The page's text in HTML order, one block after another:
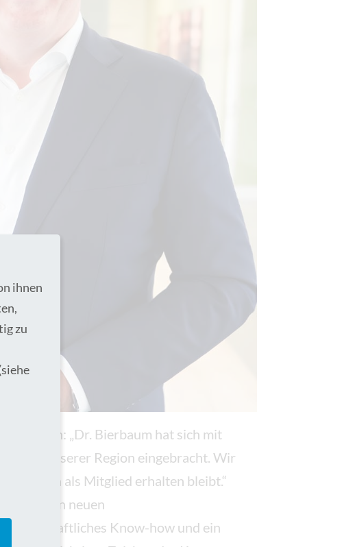
Worten: „Dr. Bierbaum hat sich mit
in unserer Region eingebracht. Wir
weiterhin als Mitglied erhalten bleibt.“
für den neuen
wirtschaftliches Know-how und ein
ihnen
zu